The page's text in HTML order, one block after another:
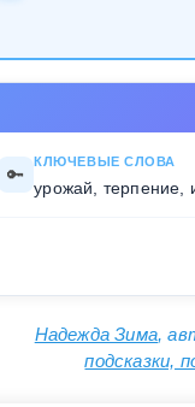
🔑
КЛЮЧЕВЫЕ СЛОВА
урожай, терпение,
Надежда Зима,
подсказки,